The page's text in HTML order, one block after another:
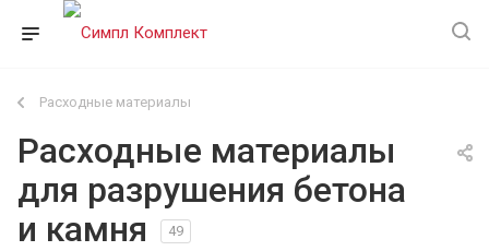
Расходные материалы
Расходные материалы
для разрушения бетона
и камня
49